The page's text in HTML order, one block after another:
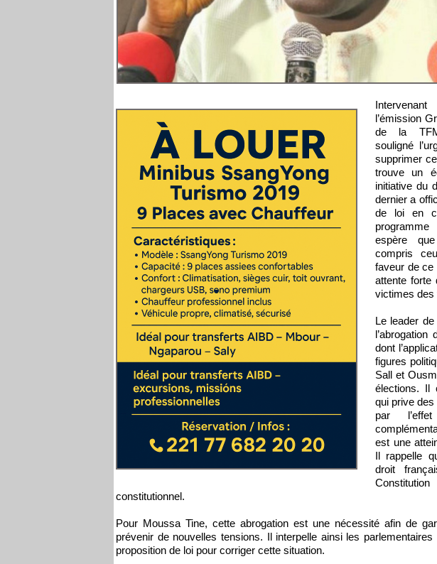
l’émission
de la
souligné
supprimer
trouve un
initiative du
dernier a
de loi en
espère
compris
faveur de ce
attente forte
victimes des
Le leader
l’abrogation
dont
figures
Sall et
élections. Il
qui prive
par
est une
Il rappelle
droit
constitutionnel.
Pour Moussa Tine, cette abrogation est une nécessité afin de
prévenir de nouvelles tensions. Il interpelle ainsi les
proposition de loi pour corriger cette situation.